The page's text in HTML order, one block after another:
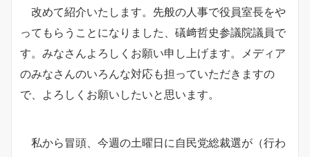
改めて紹介いたします。先般の人事で役員室長をや
ってもらうことになりました、礒﨑哲史参議院議員で
す。みなさんよろしくお願い申し上げます。メディア
のみなさんのいろんな対応も担っていただきますの
で、よろしくお願いしたいと思います。
私から冒頭、今週の土曜日に自民党総裁選が（行わ